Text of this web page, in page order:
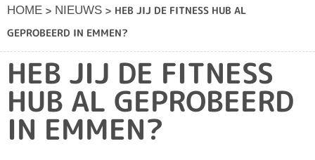
HOME > NIEUWS > HEB JIJ DE FITNESS HUB AL
GEPROBEERD IN EMMEN?
HEB JIJ DE FITNESS
HUB AL GEPROBEERD
IN EMMEN?